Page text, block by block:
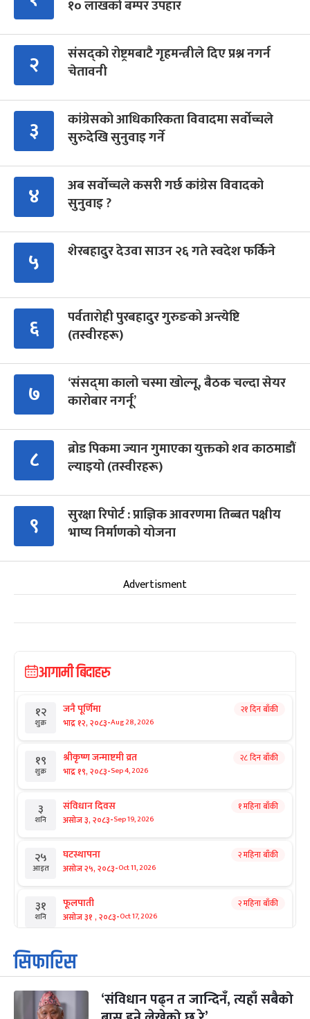
१० लाखको बम्पर उपहार
२
संसद्को रोष्ट्रमबाटै गृहमन्त्रीले दिए प्रश्न नगर्न
चेतावनी
३
कांग्रेसको आधिकारिकता विवादमा सर्वोच्चले
सुरुदेखि सुनुवाइ गर्ने
४
अब सर्वोच्चले कसरी गर्छ कांग्रेस विवादको
सुनुवाइ ?
५ शेरबहादुर देउवा साउन २६ गते स्वदेश फर्किने
६
पर्वतारोही पुरबहादुर गुरुङको अन्त्येष्टि
(तस्वीरहरू)
७
‘संसद्‍मा कालो चस्मा खोल्नू, बैठक चल्दा सेयर
कारोबार नगर्नू’
८
ब्रोड पिकमा ज्यान गुमाएका युक्तको शव काठमाडौं
ल्याइयो (तस्वीरहरू)
९
सुरक्षा रिपोर्ट : प्राज्ञिक आवरणमा तिब्बत पक्षीय
भाष्य निर्माणको योजना
Advertisment
आगामी बिदाहरु
१२
शुक्र
जनै पूर्णिमा
भाद्र १२, २०८३-Aug 28, 2026
२१ दिन बाँकी
१९
शुक्र
श्रीकृष्ण जन्माष्टमी व्रत
भाद्र १९, २०८३-Sep 4, 2026
२८ दिन बाँकी
३
शनि
संविधान दिवस
असोज ३, २०८३-Sep 19, 2026
१ महिना बाँकी
२५
आइत
घटस्थापना
असोज २५, २०८३-Oct 11, 2026
२ महिना बाँकी
३१
शनि
फूलपाती
असोज ३१ , २०८३-Oct 17, 2026
२ महिना बाँकी
१
आइत
कार्तिक सङ्क्रान्ति
कार्तिक १, २०८३
३
मंगल
महानवमी
कार्तिक ३, २०८३-Oct 20, 2026
२ महिना बाँकी
सिफारिस
‘संविधान पढ्न त जान्दिनँ, त्यहाँ सबैको